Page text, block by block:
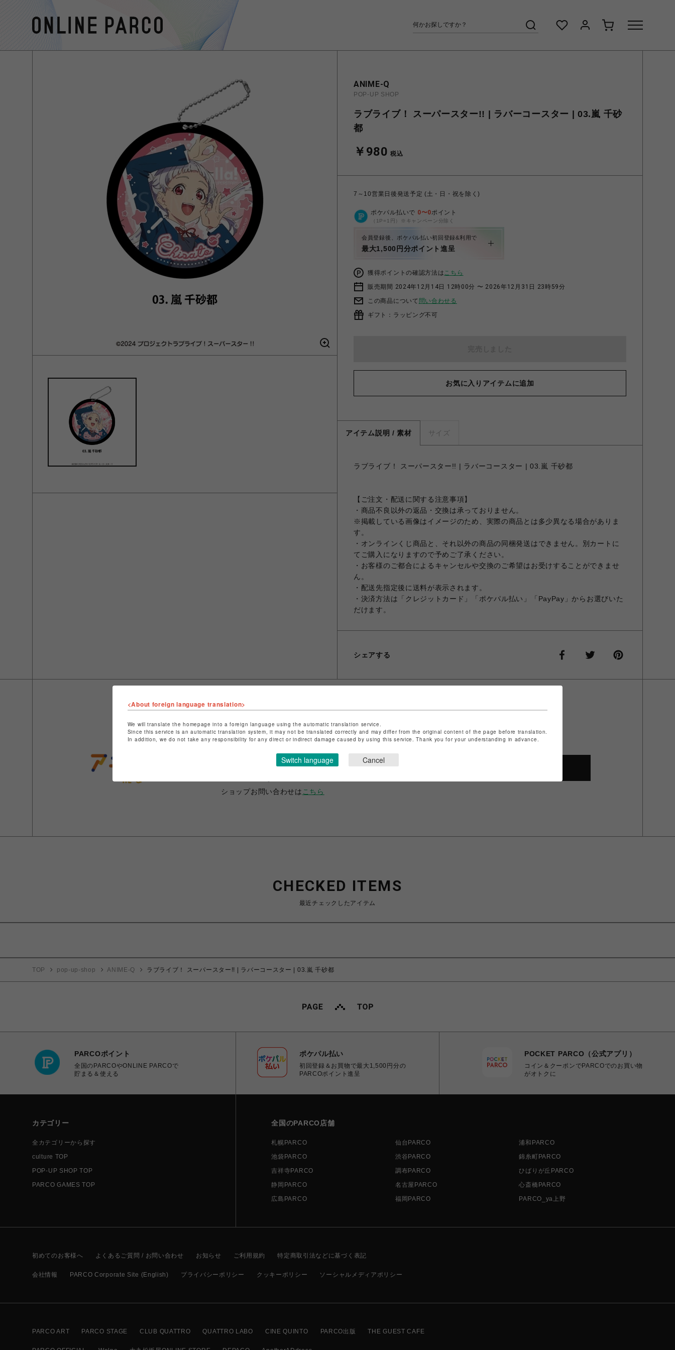
ANIME-Q
POP-UP SHOP
ラブライブ！ スーパースター!! | ラバーコースター | 03.嵐 千砂
都
￥980 税込
7～10営業日後発送予定 (土・日・祝を除く)
ポケパル払いで 0〜0ポイント
（1P=1円）※キャンペーン分除く
会員登録後、ポケパル払い初回登録&利用で
最大1,500円分ポイント進呈
獲得ポイントの確認方法はこちら
販売期間 2024年12月14日 12時00分 〜 2026年12月31日 23時59分
この商品について 問い合わせる
ギフト：ラッピング不可
お気に入りアイテムに追加
アイテム説明 / 素材 サイズ
ラブライブ！ スーパースター!! | ラバーコースター | 03.嵐 千砂都
【ご注文・配送に関する注意事項】
・商品不良以外の返品・交換は承っておりません。
※掲載している画像はイメージのため、実際の商品とは多少異なる場合がありま
す。
・オンラインくじ商品と、それ以外の商品の同梱発送はできません。別カートに
てご購入になりますので予めご了承ください。
・お客様のご都合によるキャンセルや交換のご希望はお受けすることができませ
ん。
・配送先指定後に送料が表示されます。
・決済方法は「クレジットカード」「ポケパル払い」「PayPay」からお選びいた
だけます。
シェアする
ショップ名
POP-UP SHOP
ショップお問い合わせは こちら
CHECKED ITEMS
最近チェックしたアイテム
TOP pop-up-shop ANIME-Q ラブライブ！ スーパースター!! | ラバーコースター | 03.嵐 千砂都
PARCOポイント
全国のPARCOやONLINE PARCOで
貯まる＆使える
ポケパル払い
初回登録＆お買物で最大1,500円分の
PARCOポイント進呈
POCKET PARCO（公式アプリ）
コイン＆クーポンでPARCOでのお買い物
がオトクに
カテゴリー
全カテゴリーから探す
culture TOP
POP-UP SHOP TOP
PARCO GAMES TOP
全国のPARCO店舗
札幌PARCO 仙台PARCO
浦和PARCO
池袋PARCO
渋谷PARCO
錦糸町PARCO
吉祥寺PARCO
調布PARCO
ひばりが丘PARCO
静岡PARCO
名古屋PARCO
心斎橋PARCO
広島PARCO
福岡PARCO PARCO_ya上野
初めてのお客様へ よくあるご質問 / お問い合わせ お知らせ ご利用規約 特定商取引法などに基づく表記
会社情報 PARCO Corporate Site (English) プライバシーポリシー クッキーポリシー ソーシャルメディアポリシー
PARCO ART PARCO STAGE CLUB QUATTRO QUATTRO LABO CINE QUINTO PARCO出版 THE GUEST CAFE
<About foreign language translation>
We will translate the homepage into a foreign language using the automatic translation service.
Since this service is an automatic translation system, it may not be translated correctly and may differ from the original content of the page before translation.
In addition, we do not take any responsibility for any direct or indirect damage caused by using this service. Thank you for your understanding in advance.
Switch language Cancel